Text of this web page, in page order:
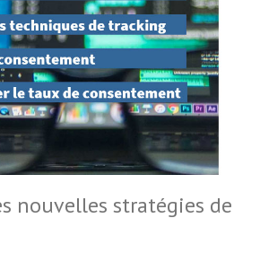
nouvelles stratégies de